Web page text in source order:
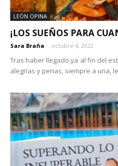
LEÓN OPINA
¡LOS SUEÑOS PARA
Sara Braña - octubre 4, 2022
Tras haber llegado ya al fin del
alegrías y penas, siempre a una,